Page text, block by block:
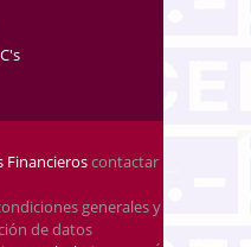
Financieroscontactar
generales y
de datos